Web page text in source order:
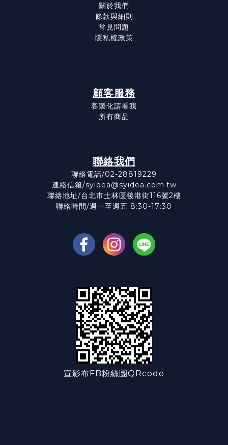
關於我們
條款與細則
常見問題
隱私權政策
顧客服務
客製化請看我
所有商品
聯絡我們
聯絡電話/02-28819229
連絡信箱/syidea@syidea.com.tw
聯絡地址/台北市士林區後港街116號2樓
聯絡時間/週一至週五 8:30-17:30
宣影布FB粉絲團QRcode